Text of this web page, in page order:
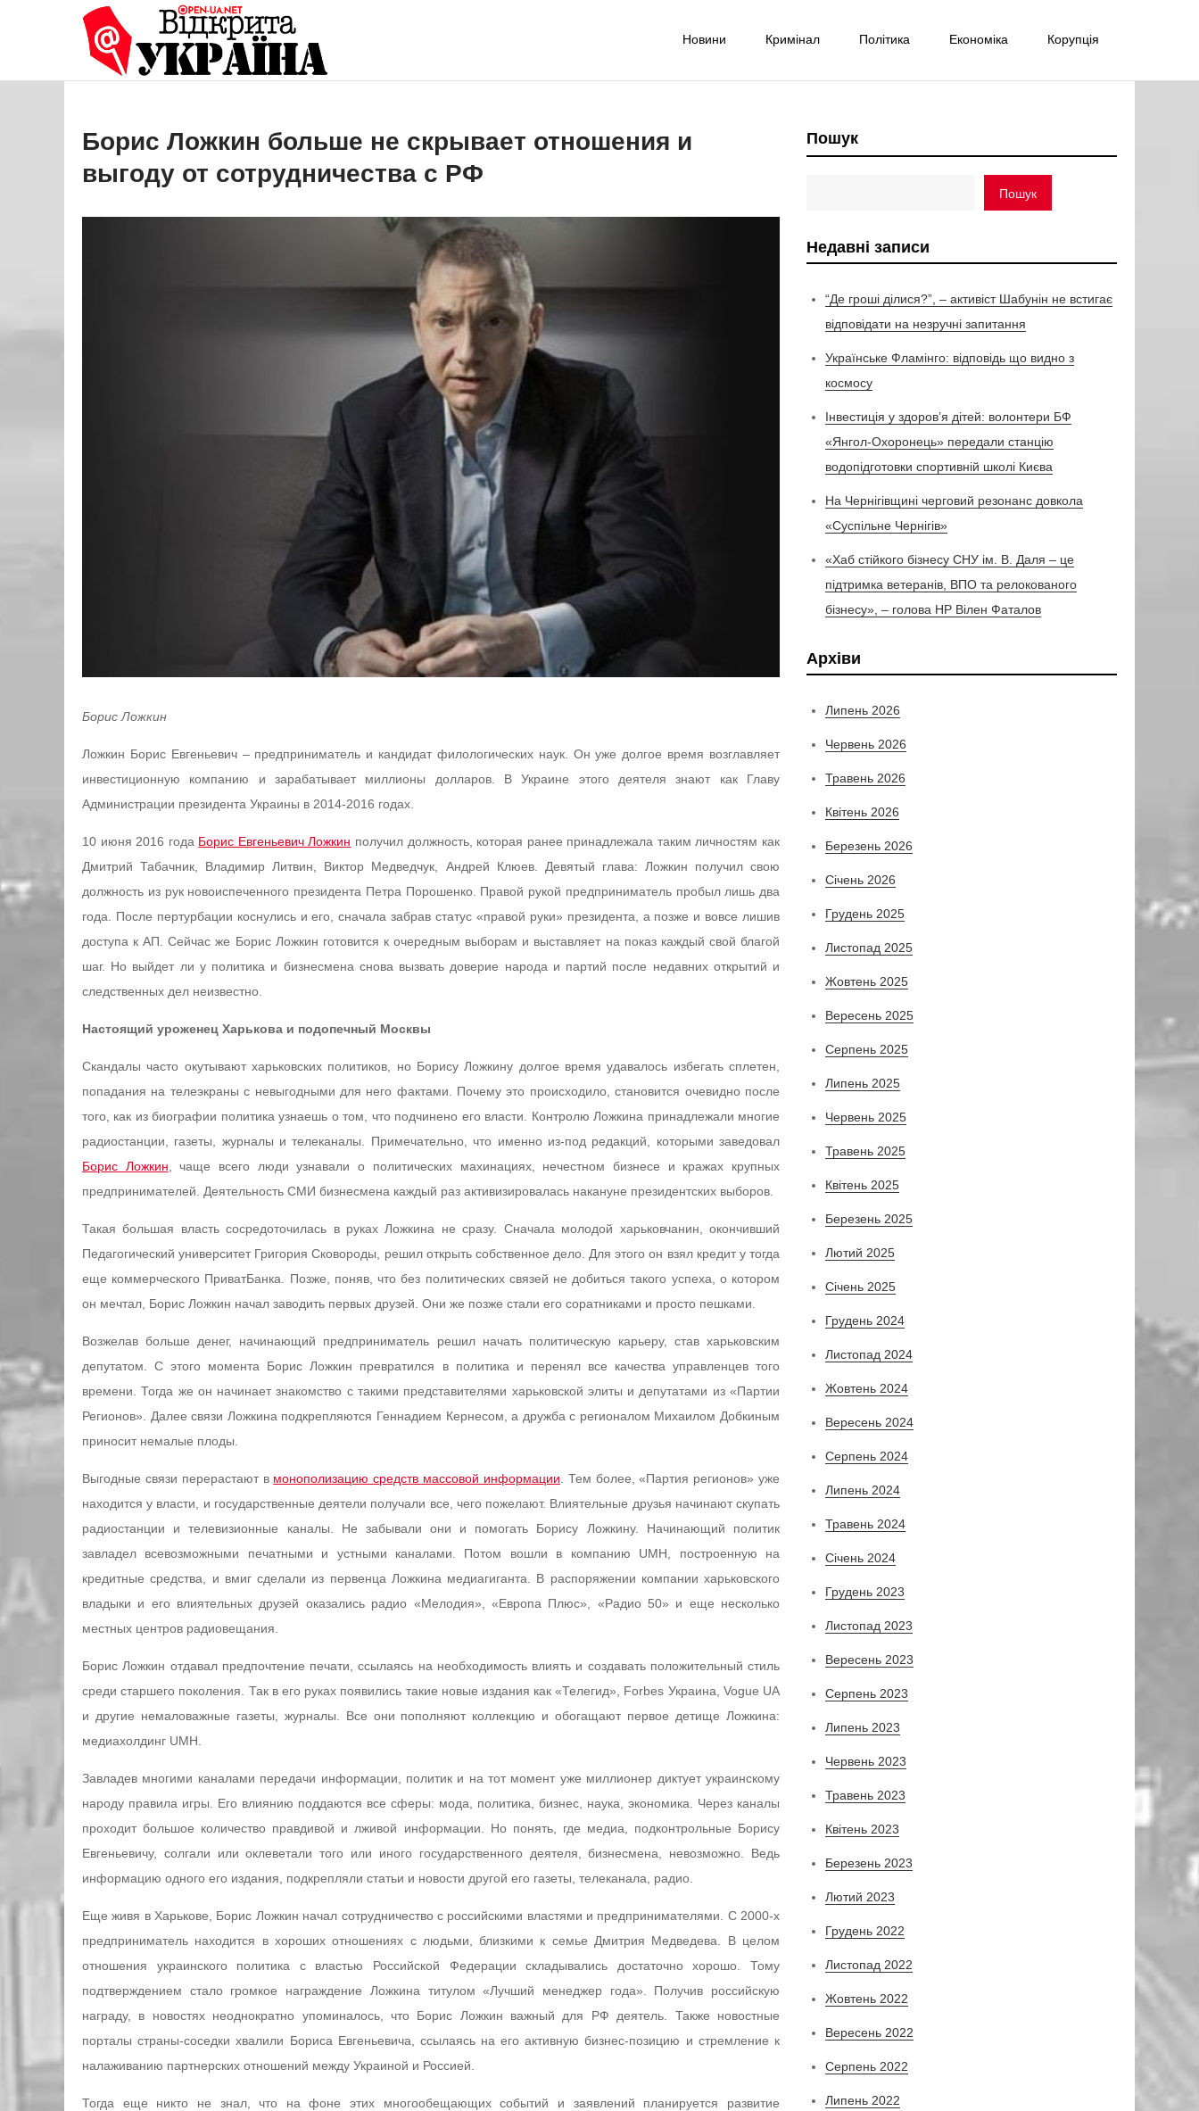
Новини Кримінал Політика Економіка Корупція
Борис Ложкин больше не скрывает отношения и
выгоду от сотрудничества с РФ
Борис Ложкин
Ложкин Борис Евгеньевич – предприниматель и кандидат филологических наук. Он уже долгое время возглавляет
инвестиционную компанию и зарабатывает миллионы долларов. В Украине этого деятеля знают как Главу
Администрации президента Украины в 2014-2016 годах.
10 июня 2016 года Борис Евгеньевич Ложкин получил должность, которая ранее принадлежала таким личностям как
Дмитрий Табачник, Владимир Литвин, Виктор Медведчук, Андрей Клюев. Девятый глава: Ложкин получил свою
должность из рук новоиспеченного президента Петра Порошенко. Правой рукой предприниматель пробыл лишь два
года. После пертурбации коснулись и его, сначала забрав статус «правой руки» президента, а позже и вовсе лишив
доступа к АП. Сейчас же Борис Ложкин готовится к очередным выборам и выставляет на показ каждый свой благой
шаг. Но выйдет ли у политика и бизнесмена снова вызвать доверие народа и партий после недавних открытий и
следственных дел неизвестно.
Настоящий уроженец Харькова и подопечный Москвы
Скандалы часто окутывают харьковских политиков, но Борису Ложкину долгое время удавалось избегать сплетен,
попадания на телеэкраны с невыгодными для него фактами. Почему это происходило, становится очевидно после
того, как из биографии политика узнаешь о том, что подчинено его власти. Контролю Ложкина принадлежали многие
радиостанции, газеты, журналы и телеканалы. Примечательно, что именно из-под редакций, которыми заведовал
Борис Ложкин , чаще всего люди узнавали о политических махинациях, нечестном бизнесе и кражах крупных
предпринимателей. Деятельность СМИ бизнесмена каждый раз активизировалась накануне президентских выборов.
Такая большая власть сосредоточилась в руках Ложкина не сразу. Сначала молодой харьковчанин, окончивший
Педагогический университет Григория Сковороды, решил открыть собственное дело. Для этого он взял кредит у тогда
еще коммерческого ПриватБанка. Позже, поняв, что без политических связей не добиться такого успеха, о котором
он мечтал, Борис Ложкин начал заводить первых друзей. Они же позже стали его соратниками и просто пешками.
Возжелав больше денег, начинающий предприниматель решил начать политическую карьеру, став харьковским
депутатом. С этого момента Борис Ложкин превратился в политика и перенял все качества управленцев того
времени. Тогда же он начинает знакомство с такими представителями харьковской элиты и депутатами из «Партии
Регионов». Далее связи Ложкина подкрепляются Геннадием Кернесом, а дружба с регионалом Михаилом Добкиным
приносит немалые плоды.
Выгодные связи перерастают в монополизацию средств массовой информации . Тем более, «Партия регионов» уже
находится у власти, и государственные деятели получали все, чего пожелают. Влиятельные друзья начинают скупать
радиостанции и телевизионные каналы. Не забывали они и помогать Борису Ложкину. Начинающий политик
завладел всевозможными печатными и устными каналами. Потом вошли в компанию UMH, построенную на
кредитные средства, и вмиг сделали из первенца Ложкина медиагиганта. В распоряжении компании харьковского
владыки и его влиятельных друзей оказались радио «Мелодия», «Европа Плюс», «Радио 50» и еще несколько
местных центров радиовещания.
Борис Ложкин отдавал предпочтение печати, ссылаясь на необходимость влиять и создавать положительный стиль
среди старшего поколения. Так в его руках появились такие новые издания как «Телегид», Forbes Украина, Vogue UA
и другие немаловажные газеты, журналы. Все они пополняют коллекцию и обогащают первое детище Ложкина:
медиахолдинг UMH.
Завладев многими каналами передачи информации, политик и на тот момент уже миллионер диктует украинскому
народу правила игры. Его влиянию поддаются все сферы: мода, политика, бизнес, наука, экономика. Через каналы
проходит большое количество правдивой и лживой информации. Но понять, где медиа, подконтрольные Борису
Евгеньевичу, солгали или оклеветали того или иного государственного деятеля, бизнесмена, невозможно. Ведь
информацию одного его издания, подкрепляли статьи и новости другой его газеты, телеканала, радио.
Еще живя в Харькове, Борис Ложкин начал сотрудничество с российскими властями и предпринимателями. С 2000-х
предприниматель находится в хороших отношениях с людьми, близкими к семье Дмитрия Медведева. В целом
отношения украинского политика с властью Российской Федерации складывались достаточно хорошо. Тому
подтверждением стало громкое награждение Ложкина титулом «Лучший менеджер года». Получив российскую
награду, в новостях неоднократно упоминалось, что Борис Ложкин важный для РФ деятель. Также новостные
порталы страны-соседки хвалили Бориса Евгеньевича, ссылаясь на его активную бизнес-позицию и стремление к
налаживанию партнерских отношений между Украиной и Россией.
Тогда еще никто не знал, что на фоне этих многообещающих событий и заявлений планируется развитие
Пошук
Пошук
Недавні записи
“Де гроші ділися?”, – активіст Шабунін не встигає
відповідати на незручні запитання
Українське Фламінго: відповідь що видно з
космосу
Інвестиція у здоров’я дітей: волонтери БФ
«Янгол-Охоронець» передали станцію
водопідготовки спортивній школі Києва
На Чернігівщині черговий резонанс довкола
«Суспільне Чернігів»
«Хаб стійкого бізнесу СНУ ім. В. Даля – це
підтримка ветеранів, ВПО та релокованого
бізнесу», – голова НР Вілен Фаталов
Архіви
Липень 2026
Червень 2026
Травень 2026
Квітень 2026
Березень 2026
Січень 2026
Грудень 2025
Листопад 2025
Жовтень 2025
Вересень 2025
Серпень 2025
Липень 2025
Червень 2025
Травень 2025
Квітень 2025
Березень 2025
Лютий 2025
Січень 2025
Грудень 2024
Листопад 2024
Жовтень 2024
Вересень 2024
Серпень 2024
Липень 2024
Травень 2024
Січень 2024
Грудень 2023
Листопад 2023
Вересень 2023
Серпень 2023
Липень 2023
Червень 2023
Травень 2023
Квітень 2023
Березень 2023
Лютий 2023
Грудень 2022
Листопад 2022
Жовтень 2022
Вересень 2022
Серпень 2022
Липень 2022